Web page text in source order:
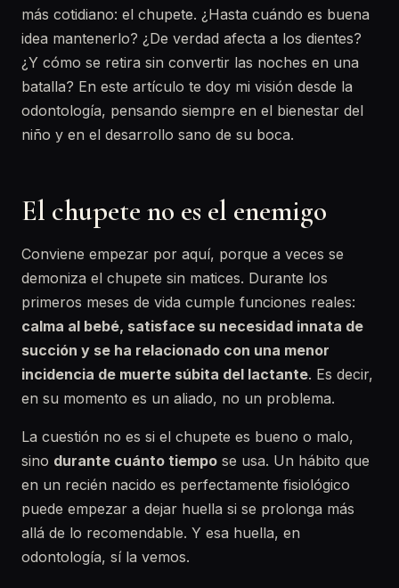
más cotidiano: el chupete. ¿Hasta cuándo es buena
idea mantenerlo? ¿De verdad afecta a los dientes?
¿Y cómo se retira sin convertir las noches en una
batalla? En este artículo te doy mi visión desde la
odontología, pensando siempre en el bienestar del
niño y en el desarrollo sano de su boca.
El chupete no es el enemigo
Conviene empezar por aquí, porque a veces se
demoniza el chupete sin matices. Durante los
primeros meses de vida cumple funciones reales:
calma al bebé, satisface su necesidad innata de
succión y se ha relacionado con una menor
incidencia de muerte súbita del lactante. Es decir,
en su momento es un aliado, no un problema.
La cuestión no es si el chupete es bueno o malo,
sino durante cuánto tiempo se usa. Un hábito que
en un recién nacido es perfectamente fisiológico
puede empezar a dejar huella si se prolonga más
allá de lo recomendable. Y esa huella, en
odontología, sí la vemos.